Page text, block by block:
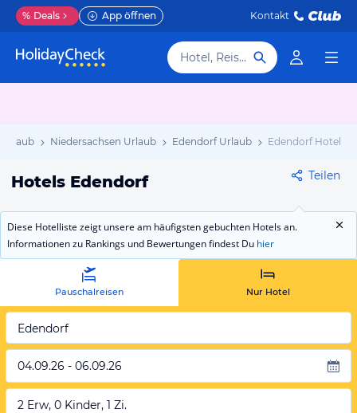
% Deals App öffnen Kontakt
Hotel, Reiseziel
Niedersachsen Urlaub Edendorf Urlaub Edendorf Hotels
Hotels Edendorf Teilen
Diese Hotelliste zeigt unsere am häufigsten gebuchten Hotels an.
Informationen zu Rankings und Bewertungen findest Du hier
Pauschalreisen Nur Hotel
Edendorf
04.09.26 - 06.09.26
2 Erw, 0 Kinder, 1 Zi.